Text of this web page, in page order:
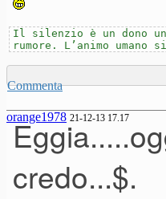
Il silenzio è un dono
rumore. L’animo
Commenta
orange1978 21-12-13 17.17
credo...$.